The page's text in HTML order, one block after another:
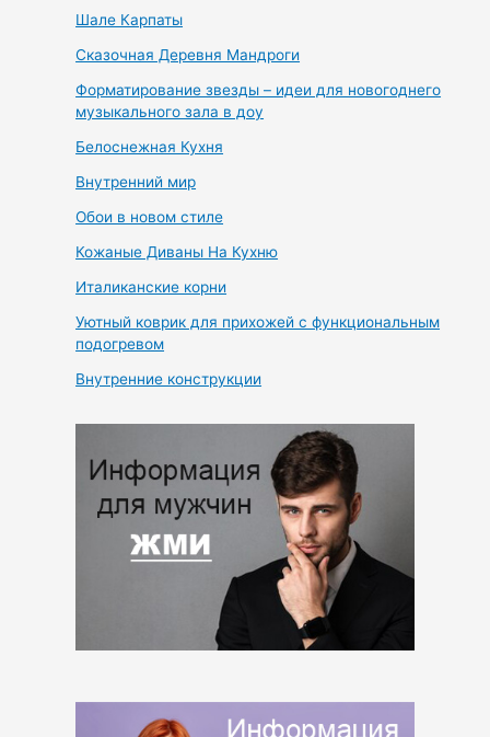
Шале Карпаты
Сказочная Деревня Мандроги
Форматирование звезды – идеи для новогоднего
музыкального зала в доу
Белоснежная Кухня
Внутренний мир
Обои в новом стиле
Кожаные Диваны На Кухню
Италиканские корни
Уютный коврик для прихожей с функциональным
подогревом
Внутренние конструкции